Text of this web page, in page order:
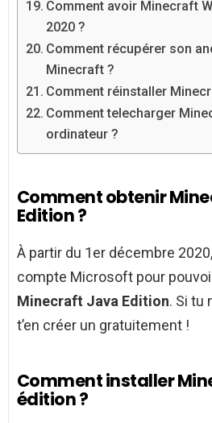
Comment avoir Minecraft
2020 ?
Comment récupérer son
Minecraft ?
Comment réinstaller
Comment telecharger
ordinateur ?
Comment obtenir
Edition ?
À partir du 1er décembre
compte Microsoft pour
Minecraft Java Edition. Si tu
t’en créer un gratuitement !
Comment installer
édition ?